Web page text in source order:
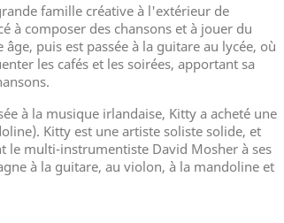
famille créative à l'extérieur de
à composer des chansons et à jouer du
puis est passée à la guitare au lycée, où
les cafés et les soirées, apportant sa
à la musique irlandaise, Kitty a acheté une
Kitty est une artiste soliste solide, et
le multi-instrumentiste David Mosher à ses
à la guitare, au violon, à la mandoline et